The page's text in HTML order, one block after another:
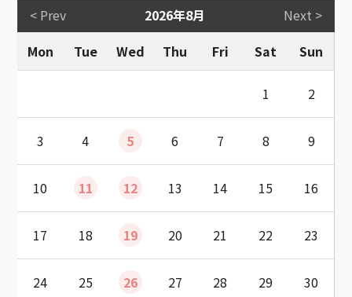
< Prev 2026年8月
Next >
Mon
Tue Wed Thu Fri Sat Sun
1 2
3 4 5 6 7 8 9
10 11 12 13 14 15 16
17 18 19 20 21 22 23
24 25 26 27 28 29 30